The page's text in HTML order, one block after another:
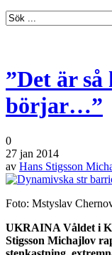
”Det är
börjar…”
0
27 jan 2014
av Hans Stigsson
Foto: Mstyslav
UKRAINA Våldet i
Stigsson Michajlov